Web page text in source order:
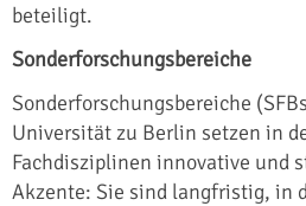
beteiligt.
Sonderforschungsbereiche
Sonderforschungsbereiche
Universität zu Berlin setzen in
Fachdisziplinen innovative und
Akzente: Sie sind langfristig, in